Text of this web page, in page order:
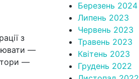
з
—
—
Березень 2024
Липень 2023
Червень 2023
Травень 2023
Квітень 2023
Грудень 2022